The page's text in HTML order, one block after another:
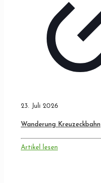
23. Juli 2026
Wanderung Kreuzeckbahn
Artikel lesen